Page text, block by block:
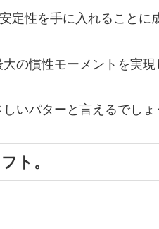
定性を手に入れることに
の慣性モーメントを実現
いパターと言えるでしょ
ト。